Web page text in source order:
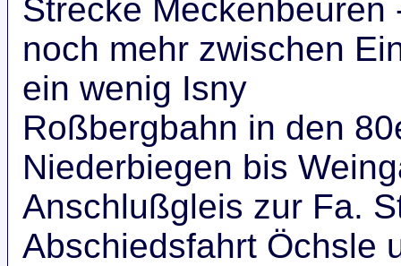
Strecke Meckenbeuren
noch mehr zwischen
ein wenig Isny
Roßbergbahn in den
Niederbiegen bis
Anschlußgleis zur Fa.
Abschiedsfahrt Öchsle